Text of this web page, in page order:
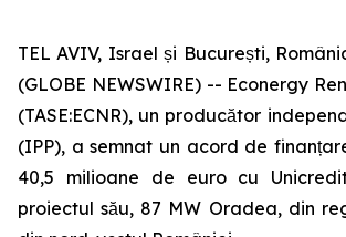
TEL AVIV, Israel și București,
(GLOBE NEWSWIRE) -- Econergy
(TASE:ECNR), un producător
(IPP), a semnat un acord de
40,5 milioane de euro cu
proiectul său, 87 MW Oradea, din